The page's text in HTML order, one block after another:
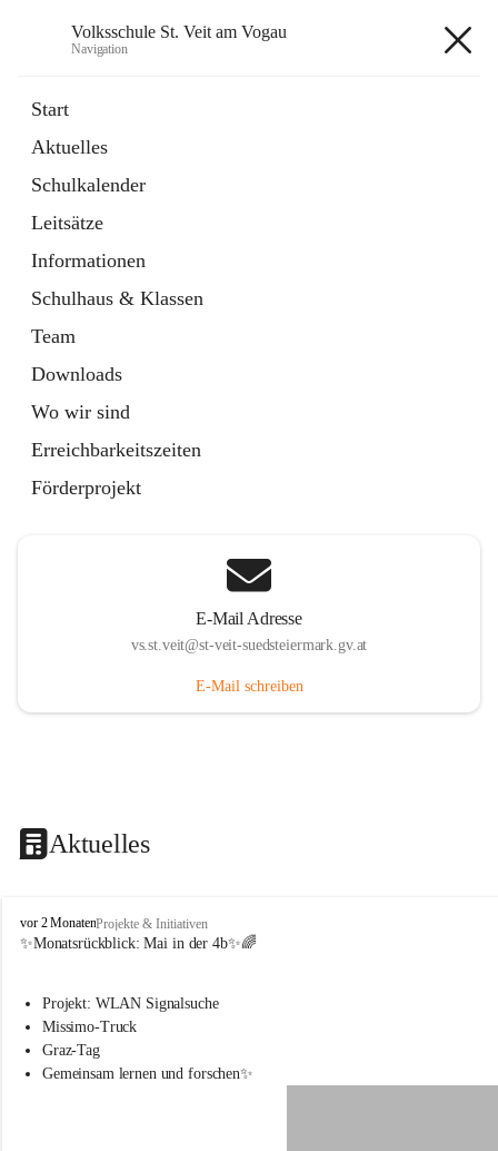
Volksschule St. Veit am Vogau
Navigation
Start
Aktuelles
Schulkalender
Leitsätze
Informationen
Schulhaus & Klassen
Team
Downloads
Wo wir sind
Erreichbarkeitszeiten
Förderprojekt
E-Mail Adresse
vs.st.veit@st-veit-suedsteiermark.gv.at
E-Mail schreiben
Aktuelles
V
o
s
s
c
vor 2 MonatenProjekte & Initiativen
✨Monatsrückblick: Mai in der 4b✨🌈
Projekt: WLAN Signalsuche
Missimo-Truck
Graz-Tag
Gemeinsam lernen und forschen✨